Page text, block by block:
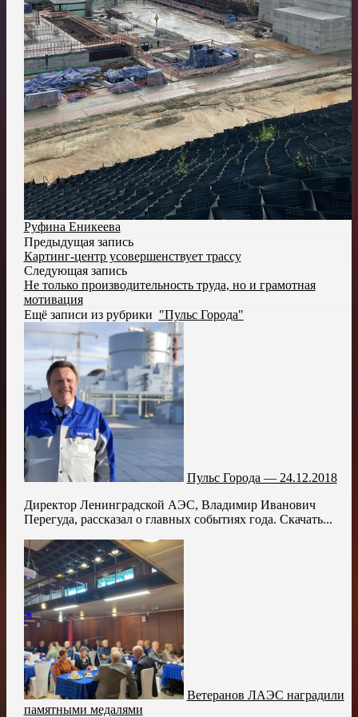
Руфина Еникеева
Предыдущая запись
Картинг-центр усовершенствует трассу
Следующая запись
Не только производительность труда, но и грамотная
мотивация
Ещё записи из рубрики "Пульс Города"
Пульс Города — 24.12.2018
Директор Ленинградской АЭС, Владимир Иванович
Перегуда, рассказал о главных событиях года. Скачать...
Ветеранов ЛАЭС наградили
памятными медалями